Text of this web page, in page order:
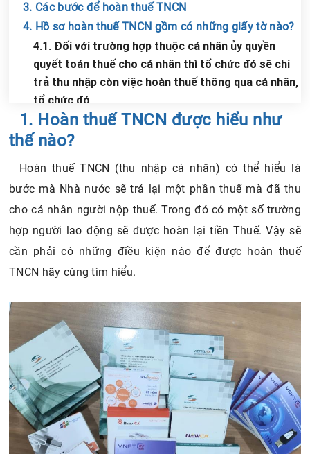
3. Các bước để hoàn thuế TNCN
4. Hồ sơ hoàn thuế TNCN gồm có những giấy tờ nào?
4.1. Đối với trường hợp thuộc cá nhân ủy quyền
quyết toán thuế cho cá nhân thì tổ chức đó sẽ chi
trả thu nhập còn việc hoàn thuế thông qua cá nhân,
tổ chức đó.
4.2. Trường hợp đối với cá nhân đến trực tiếp quyết
toán thuế thì hồ sơ hoàn thuế TNCN
chứng khoán có quyết toán thuế
5. Nơi tiếp nhận và thời gian xử lý hồ sơ hoàn thuế
TNCN
5.1. Nộp hồ sơ hoàn thuế TNCN ở địa điểm nào?
5.2. Hoàn thuế TNCN trong thời gian bao lâu?
6. Tiền hoàn thuế TNCN được nhận sau bao lâu?
Chia sẻ tin với bạn bè
1. Hoàn thuế TNCN được hiểu như
thế nào?
Hoàn thuế TNCN (thu nhập cá nhân) có thể hiểu là
bước mà Nhà nước sẽ trả lại một phần thuế mà đã thu
cho cá nhân người nộp thuế. Trong đó có một số trường
hợp người lao động sẽ được hoàn lại tiền Thuế. Vậy sẽ
cần phải có những điều kiện nào để được hoàn thuế
TNCN hãy cùng tìm hiểu.